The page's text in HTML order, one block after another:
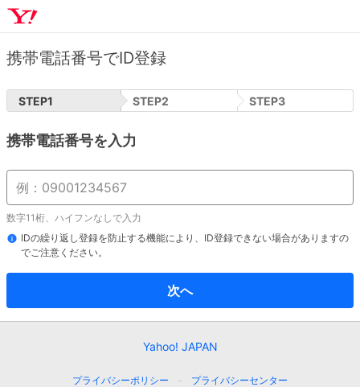
携帯電話番号でID登録
STEP1 STEP2 STEP3
携帯電話番号を入力
数字11桁、ハイフンなしで入力
IDの繰り返し登録を防止する機能により、ID登録できない場合がありますの
でご注意ください。
次へ
Yahoo! JAPAN
プライバシーポリシー
プライバシーセンター